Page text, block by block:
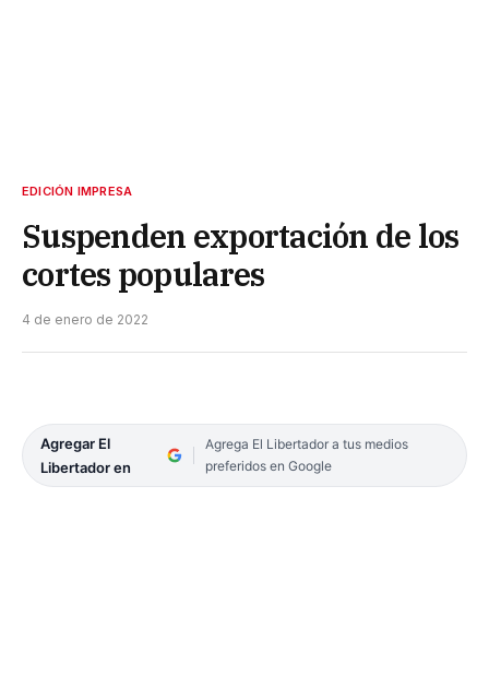
EDICIÓN IMPRESA
Suspenden exportación de los
cortes populares
4 de enero de 2022
Agregar El
Libertador en
Agrega El Libertador a tus medios
preferidos en Google